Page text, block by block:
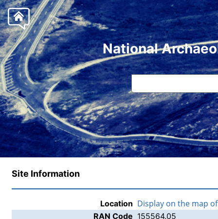
National
Site Information
Location Display on the map
RAN Code 155564.05